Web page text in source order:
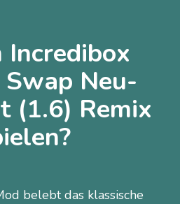
Neu-
(1.6) Remix
belebt das klassische